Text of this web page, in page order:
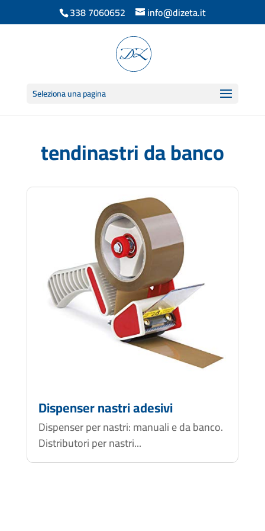
338 7060652 info@dizeta.it
Seleziona una pagina
tendinastri da banco
Dispenser nastri adesivi
Dispenser per nastri: manuali e da banco.
Distributori per nastri...